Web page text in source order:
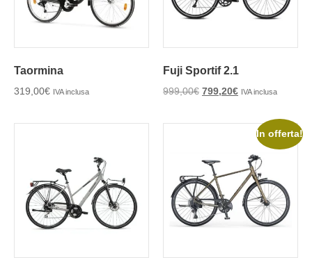
Taormina
319,00€ IVA inclusa
Fuji Sportif 2.1
999,00€ 799,20€ IVA inclusa
In offerta!